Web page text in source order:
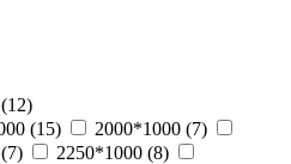
12)
(15) 2000*1000 (7)
7) 2250*1000 (8)